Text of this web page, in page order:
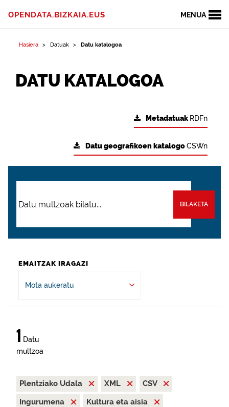
MENUA
OPENDATA.BIZKAIA.EUS
Hasiera Datuak Datu katalogoa
DATU KATALOGOA
Metadatuak RDFn
Datu geografikoen katalogoCSWn
BILAKETA
EMAITZAK IRAGAZI
Mota aukeratu
1 Datu
multzoa
Plentziako Udala XML
CSV
Ingurumena
Kultura eta aisia